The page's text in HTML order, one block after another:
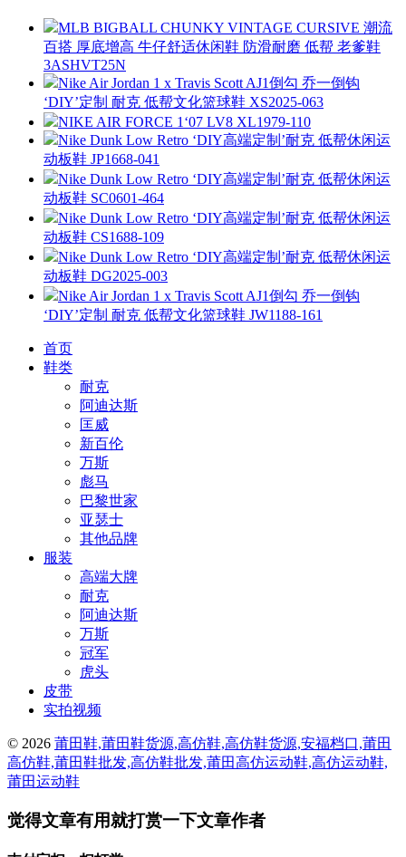
MLB BIGBALL CHUNKY VINTAGE CURSIVE 潮流
百搭 厚底增高 牛仔舒适休闲鞋 防滑耐磨 低帮 老爹鞋
3ASHVT25N
Nike Air Jordan 1 x Travis Scott AJ1倒勾 乔一倒钩
‘DIY’定制 耐克 低帮文化篮球鞋 XS2025-063
NIKE AIR FORCE 1‘07 LV8 XL1979-110
Nike Dunk Low Retro ‘DIY高端定制’耐克 低帮休闲运
动板鞋 JP1668-041
Nike Dunk Low Retro ‘DIY高端定制’耐克 低帮休闲运
动板鞋 SC0601-464
Nike Dunk Low Retro ‘DIY高端定制’耐克 低帮休闲运
动板鞋 CS1688-109
Nike Dunk Low Retro ‘DIY高端定制’耐克 低帮休闲运
动板鞋 DG2025-003
Nike Air Jordan 1 x Travis Scott AJ1倒勾 乔一倒钩
‘DIY’定制 耐克 低帮文化篮球鞋 JW1188-161
首页
鞋类
耐克
阿迪达斯
匡威
新百伦
万斯
彪马
巴黎世家
亚瑟士
其他品牌
服装
高端大牌
耐克
阿迪达斯
万斯
冠军
虎头
皮带
实拍视频
© 2026 莆田鞋,莆田鞋货源,高仿鞋,高仿鞋货源,安福档口,莆田
高仿鞋,莆田鞋批发,高仿鞋批发,莆田高仿运动鞋,高仿运动鞋,
莆田运动鞋
觉得文章有用就打赏一下文章作者